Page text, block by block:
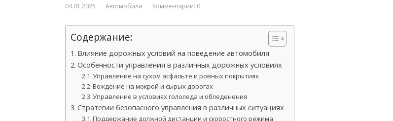
04.01.2025 Автомобили Комментарии: 0
Содержание:
Влияние дорожных условий на поведение автомобиля
Особенности управления в различных дорожных условиях
Управление на сухом асфальте и ровных покрытиях
Вождение на мокрой и сырых дорогах
Управление в условиях гололеда и обледенения
Стратегии безопасного управления в различных ситуациях
Поддержание должной дистанции и скоростного режима